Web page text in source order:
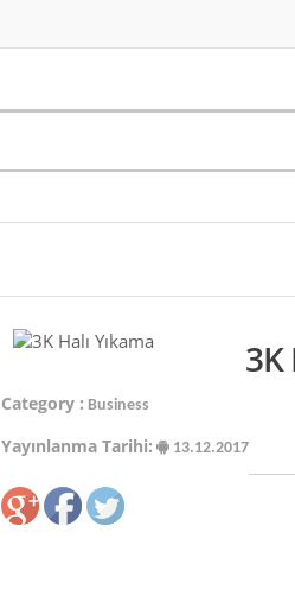
3K
Category : Business
Yayınlanma Tarihi: 13.12.2017